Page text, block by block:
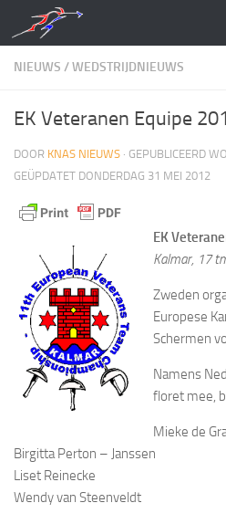
Doorgaan naar inhoud
NIEUWS /WEDSTRIJDNIEUWS
EK Veteranen Equipe
DOOR KNAS NIEUWS · GEPUBLICEERD
GEÜPDATET DONDERDAG 31 MEI 2012
EK
Kalmar, 17
Zweden
Europese
Schermen
Namens
floret mee,
Mieke de
Birgitta Perton – Janssen
Liset Reinecke
Wendy van Steenveldt